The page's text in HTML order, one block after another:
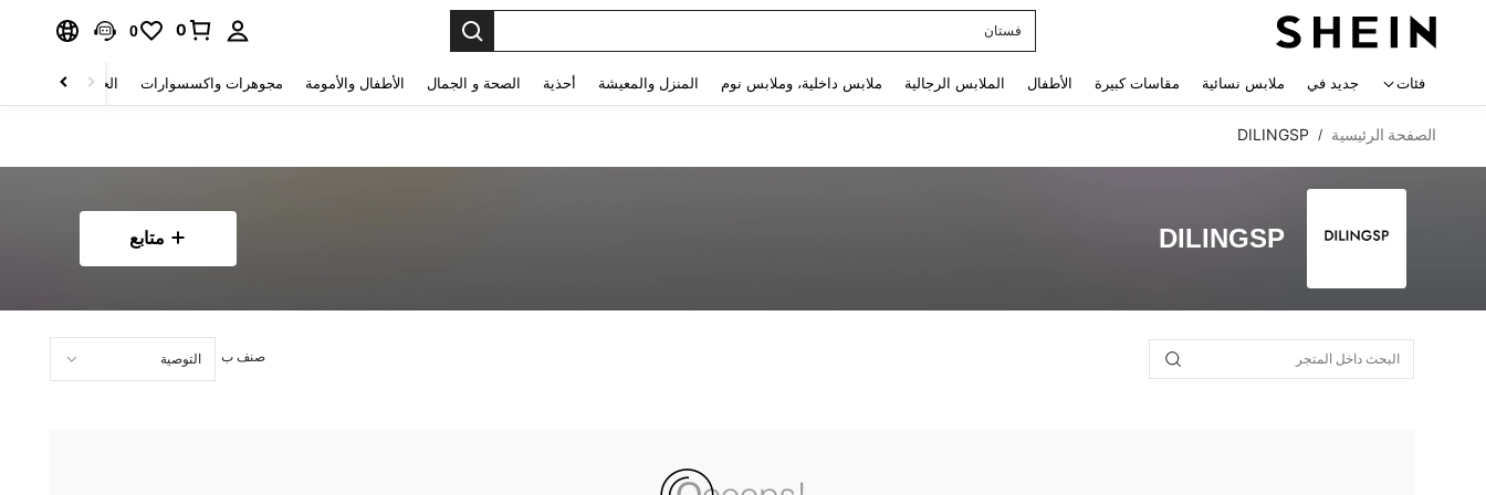
فستان
0
0
فئات جديد في ملابس نسائية مقاسات كبيرة الأطفال الملابس الرجالية ملابس داخلية، وملابس نوم المنزل والمعيشة أحذية الصحة و الجمال الأطفال والأمومة مجوهرات واكسسوارات الحقائب والأمتعة
الصفحة الرئيسية /
DILINGSP
DILINGSP متابع
صنف ب